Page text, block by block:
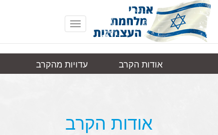
Toggle
navigation
כפר
אודות הקרב
עדויות מהקרב
אודות הקרב